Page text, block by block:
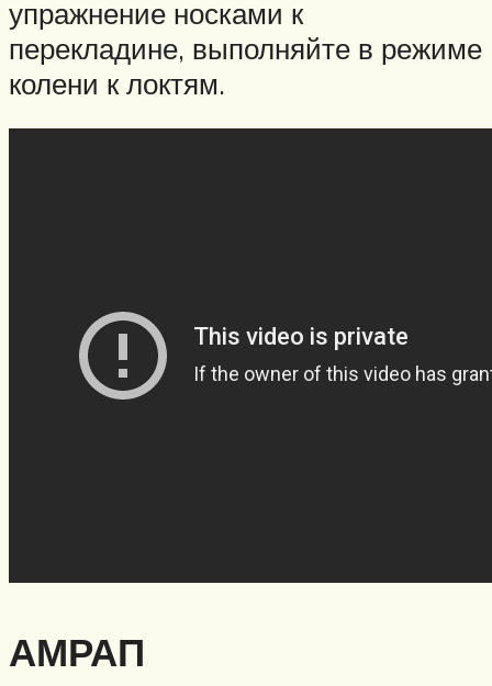
упражнение носками к
перекладине, выполняйте в режиме
колени к локтям.
АМРАП